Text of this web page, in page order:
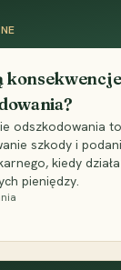
odszkodowania
szkody i
kiedy
pieniędzy.